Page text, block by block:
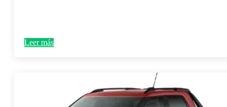
Leer más